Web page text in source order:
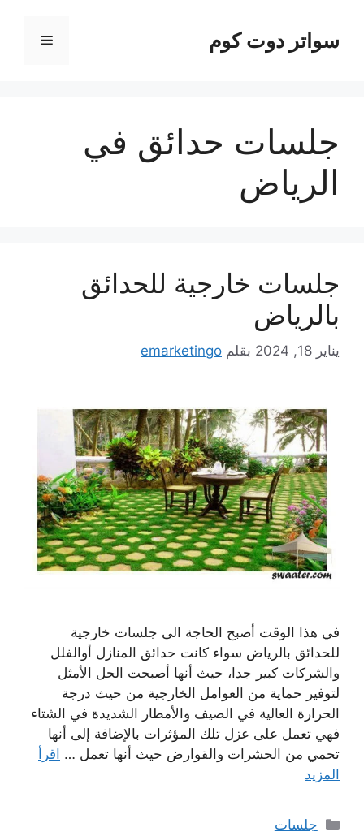
المحتوىسواتر دوت كوم القائمة
جلسات حدائق في
الرياض
جلسات خارجية للحدائق
بالرياض
يناير 18, 2024 بقلم emarketingo
في هذا الوقت أصبح الحاجة الى جلسات خارجية
للحدائق بالرياض سواء كانت حدائق المنازل أوالفلل
والشركات كبير جدا، حيث أنها أصبحت الحل الأمثل
لتوفير حماية من العوامل الخارجية من حيث درجة
الحرارة العالية في الصيف والأمطار الشديدة في الشتاء
فهي تعمل على عزل تلك المؤثرات بالإضافة إلى أنها
تحمي من الحشرات والقوارض حيث أنها تعمل … اقرأ
المزيد
التصنيفات
جلسات